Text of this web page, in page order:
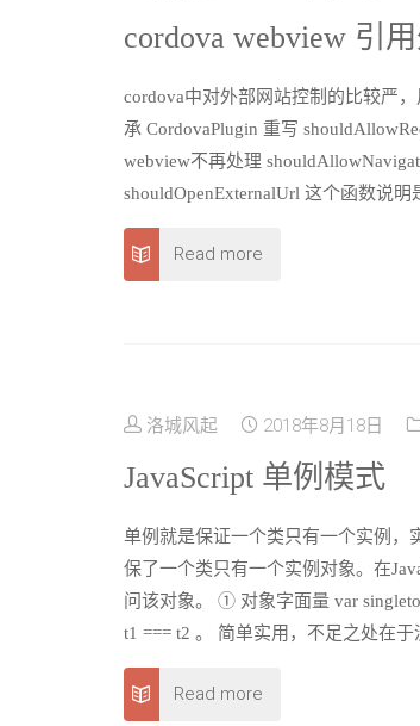
cordova webview 引
cordova中对外部网站控制的比较严
承 CordovaPlugin 重写
webview不再处理
shouldOpenExternalUrl 这个函数说
Read more
洛城风起 2018年8月18日
JavaScript 单例模式
单例就是保证一个类只有一个实例，
保了一个类只有一个实例对象。在
问该对象。 ① 对象字面量 var
t1 === t2 。 简单实用，不足之处在
Read more